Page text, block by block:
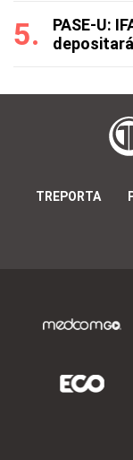
PASE-U:
TREPORTA